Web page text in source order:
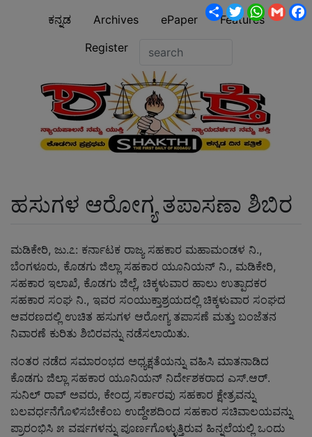
ಕನ್ನಡ Archives ePaper
Features
Register
ಹಸುಗಳ ಆರೋಗ್ಯ ತಪಾಸಣಾ ಶಿಬಿರ
ಮಡಿಕೇರಿ, ಜು.೭: ಕರ್ನಾಟಕ ರಾಜ್ಯ ಸಹಕಾರ ಮಹಾಮಂಡಳ ನಿ.,
ಬೆಂಗಳೂರು, ಕೊಡಗು ಜಿಲ್ಲಾ ಸಹಕಾರ ಯೂನಿಯನ್ ನಿ., ಮಡಿಕೇರಿ,
ಸಹಕಾರ ಇಲಾಖೆ, ಕೊಡಗು ಜಿಲ್ಲೆ, ಚಿಕ್ಕಳುವಾರ ಹಾಲು ಉತ್ಪಾದಕರ
ಸಹಕಾರ ಸಂಘ ನಿ., ಇವರ ಸಂಯುಕ್ತಾಶ್ರಯದಲ್ಲಿ ಚಿಕ್ಕಳುವಾರ ಸಂಘದ
ಆವರಣದಲ್ಲಿ ಉಚಿತ ಹಸುಗಳ ಆರೋಗ್ಯ ತಪಾಸಣೆ ಮತ್ತು ಬಂಜೆತನ
ನಿವಾರಣೆ ಕುರಿತು ಶಿಬಿರವನ್ನು ನಡೆಸಲಾಯಿತು.
ನಂತರ ನಡೆದ ಸಮಾರಂಭದ ಅಧ್ಯಕ್ಷತೆಯನ್ನು ವಹಿಸಿ ಮಾತನಾಡಿದ
ಕೊಡಗು ಜಿಲ್ಲಾ ಸಹಕಾರ ಯೂನಿಯನ್ ನಿರ್ದೇಶಕರಾದ ಎಸ್.ಆರ್.
ಸುನಿಲ್ ರಾವ್ ಅವರು, ಕೇಂದ್ರ ಸರ್ಕಾರವು ಸಹಕಾರ ಕ್ಷೇತ್ರವನ್ನು
ಬಲವರ್ಧನೆಗೊಳಿಸಬೇಕೆಂಬ ಉದ್ದೇಶದಿಂದ ಸಹಕಾರ ಸಚಿವಾಲಯವನ್ನು
ಪ್ರಾರಂಭಿಸಿ ೫ ವರ್ಷಗಳನ್ನು ಪೂರ್ಣಗೊಳ್ಳುತ್ತಿರುವ ಹಿನ್ನಲೆಯಲ್ಲಿ ಒಂದು
ShareTwitter